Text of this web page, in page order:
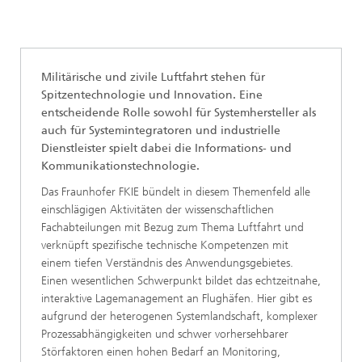
Militärische und zivile Luftfahrt stehen für
Spitzentechnologie und Innovation. Eine
entscheidende Rolle sowohl für Systemhersteller als
auch für Systemintegratoren und industrielle
Dienstleister spielt dabei die Informations- und
Kommunikationstechnologie.
Das Fraunhofer FKIE bündelt in diesem Themenfeld alle
einschlägigen Aktivitäten der wissenschaftlichen
Fachabteilungen mit Bezug zum Thema Luftfahrt und
verknüpft spezifische technische Kompetenzen mit
einem tiefen Verständnis des Anwendungsgebietes.
Einen wesentlichen Schwerpunkt bildet das echtzeitnahe,
interaktive Lagemanagement an Flughäfen. Hier gibt es
aufgrund der heterogenen Systemlandschaft, komplexer
Prozessabhängigkeiten und schwer vorhersehbarer
Störfaktoren einen hohen Bedarf an Monitoring,